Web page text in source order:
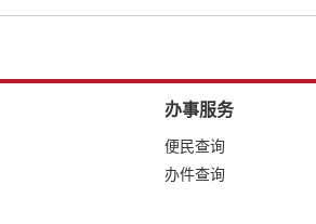
办事服务
便民查询
办件查询